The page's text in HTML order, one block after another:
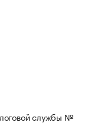
службы №